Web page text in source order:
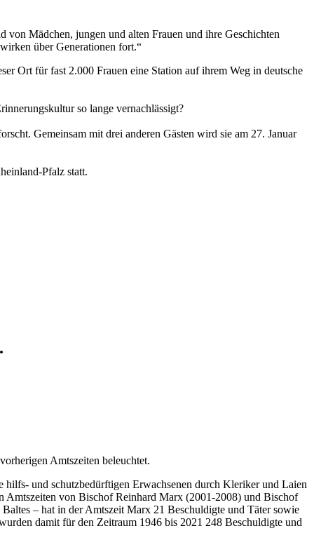
Mädchen, jungen und alten Frauen und ihre Geschichten
über Generationen fort.“
Ort für fast 2.000 Frauen eine Station auf ihrem Weg in deutsche
so lange vernachlässigt?
Gemeinsam mit drei anderen Gästen wird sie am 27. Januar
Pfalz statt.
Amtszeiten beleuchtet.
und schutzbedürftigen Erwachsenen durch Kleriker und Laien
Amtszeiten von Bischof Reinhard Marx (2001-2008) und Bischof
– hat in der Amtszeit Marx 21 Beschuldigte und Täter sowie
damit für den Zeitraum 1946 bis 2021 248 Beschuldigte und